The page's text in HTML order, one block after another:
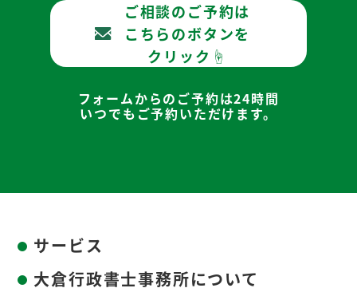
ご相談のご予約は
こちらのボタンを
クリック☝
フォームからのご予約は24時間
いつでもご予約いただけます。
サービス
大倉行政書士事務所について